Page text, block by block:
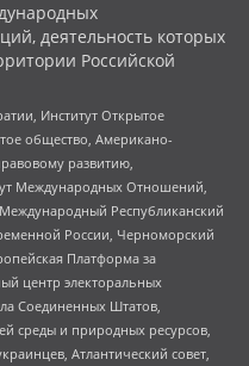
деятельность которых
Российской
Институт Открытое
общество, Американо-
развитию,
Международных Отношений,
Международный Республиканский
России, Черноморский
Платформа за
центр электоральных
Соединенных Штатов,
среды и природных ресурсов,
Атлантический совет,